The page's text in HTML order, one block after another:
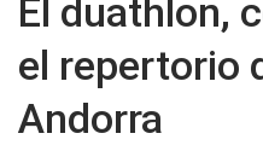
El duathlon,
el repertorio
Andorra